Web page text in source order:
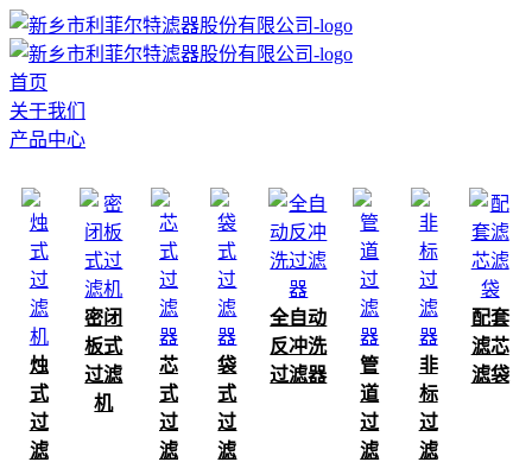
首页
关于我们
产品中心
烛
式
过
滤
密闭
板式
过滤
机
芯
式
过
滤
袋
式
过
滤
全自动
反冲洗
过滤器
管
道
过
滤
非
标
过
滤
配套
滤芯
滤袋